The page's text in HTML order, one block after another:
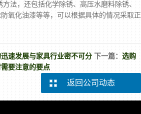
，还包括化学除锈、高压水磨料除锈、
氧化油漆等等，可以根据具体的情况采取正
速发展与家具行业密不可分 下一篇： 选购
要注意的要点
返回公司动态